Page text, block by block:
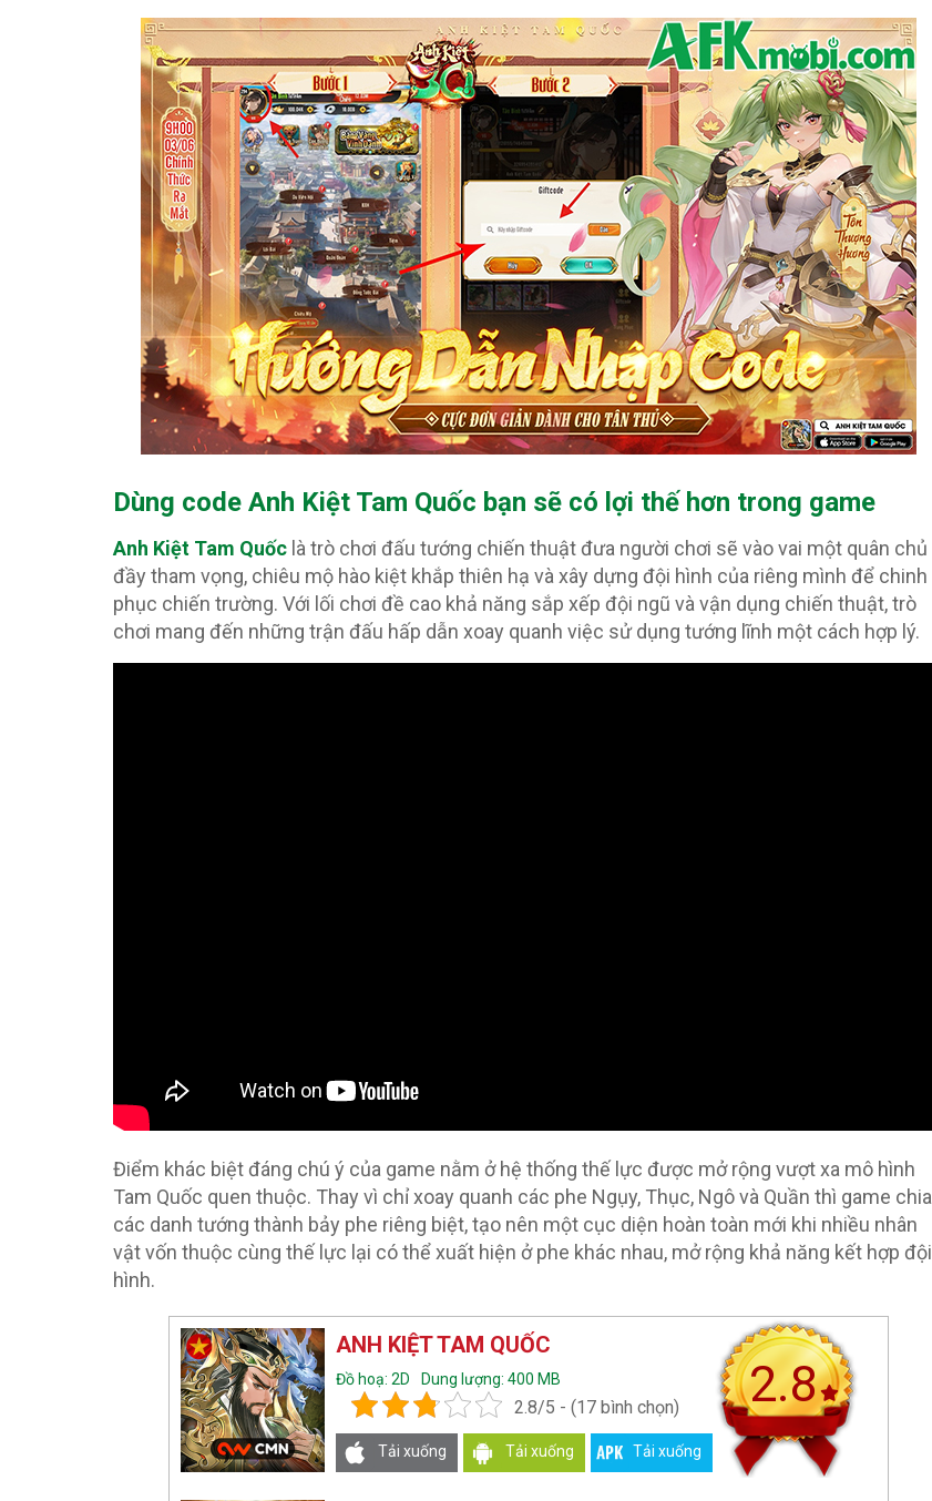
Dùng code Anh Kiệt Tam Quốc bạn sẽ có lợi thế hơn trong game
Anh Kiệt Tam Quốc là trò chơi đấu tướng chiến thuật đưa người chơi sẽ vào vai một quân chủ
đầy tham vọng, chiêu mộ hào kiệt khắp thiên hạ và xây dựng đội hình của riêng mình để chinh
phục chiến trường. Với lối chơi đề cao khả năng sắp xếp đội ngũ và vận dụng chiến thuật, trò
chơi mang đến những trận đấu hấp dẫn xoay quanh việc sử dụng tướng lĩnh một cách hợp lý.
Điểm khác biệt đáng chú ý của game nằm ở hệ thống thế lực được mở rộng vượt xa mô hình
Tam Quốc quen thuộc. Thay vì chỉ xoay quanh các phe Ngụy, Thục, Ngô và Quần thì game chia
các danh tướng thành bảy phe riêng biệt, tạo nên một cục diện hoàn toàn mới khi nhiều nhân
vật vốn thuộc cùng thế lực lại có thể xuất hiện ở phe khác nhau, mở rộng khả năng kết hợp đội
hình.
ANH KIỆT TAM QUỐC
Đồ hoạ: 2D Dung lượng: 400 MB
2.8/5 - (17 bình chọn)
Tải xuống Tải xuống Tải xuống
2.8